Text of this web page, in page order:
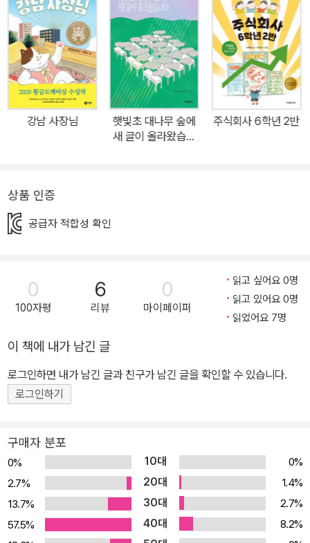
살고 있고, 강뉴의 이름에는 어떤 뜻이 담겨 있을까요? 아주 오래전,
에티오피아의 황실근위부대였다가 작고 힘없는 나라의 자유를 지켜
주기 위해 한국전쟁에 참전했다는 할아버지. 말도 안 되는 거짓말이
라며 코웃음을 쳤으면서도, 강뉴는 그 말이 진실인지 확인하기 위해
기차를 타고 전쟁기념관을 찾아갑니다. 그리고 그곳에서 자신의 이름
에 담긴 뜻과, 젊은 시절의 늠름한 할아버지를 만나게 됩니다. “나는
한국인이고, 나의 할아버지는 한국을 위해 전쟁에 참여한 에티오피아
기’이고요. 강뉴는 가족에 대해 말하고 싶지 않았습니다. 그렇잖아도
하면 에티오피아 사람인 할아버지 이야기를 빼놓을 수가 없으니까요.
뉴의 마음이 이해가 됩니다. 미국인 엄마와 한국인 아빠 사이에서 태
어난 채리는 피부가 하얗고, 친구들에게도 인기 폭발이거든요. 친구
들은 강뉴의 엄마를 ‘미국 사람도 영국 사람도 아닌, 까만 나라 에티오
피아 사람’이라고 말합니다. 강뉴도 엄마도 모두 한국에서 태어난 한
‘등급’이 있음을 온몸으로 느끼고 있는 강뉴는, 지푸라기라도 잡는 심
정으로 할아버지에게 우리 가족의 자랑거리를 묻습니다. “우리 집 자
아버지는 국가유공자래. 할아버지는 에티오피아에서 어땠어? 혹시
뭐 자랑거리 비슷한 거라도 있냐고.” 당연히 없을 거라 생각하고 힘없
이 물었는데, 할아버지는 한국전쟁 참전 이야기를 꺼냅니다. 강뉴는
순 엉터리라며 할아버지 말을 믿지 않았지만, 혹시나 하는 생각에 참
전기념관을 찾아가고, 그곳에서 에티오피아 참전 기록을 눈으로 직접
확인하게 되지요. ‘약한 나라도 자유를 누려야 한다’는 신념으로 최정
강남 사장님
햇빛초 대나무 숲에
새 글이 올라왔습니
주식회사 6학년 2반
상품 인증
공급자 적합성 확인
0
100자평
6
리뷰
0
마이페이퍼
읽고 싶어요 0명
읽고 있어요 0명
읽었어요 7명
이 책에 내가 남긴 글
로그인하면 내가 남긴 글과 친구가 남긴 글을 확인할 수 있습니다.
로그인하기
구매자 분포
0% 10대
0%
2.7%
20대
1.4%
13.7%
30대
2.7%
57.5%
40대
8.2%